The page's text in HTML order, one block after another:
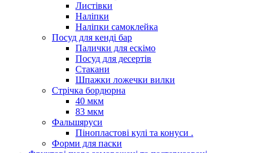
Листівки
Наліпки
Наліпки самоклейка
Посуд для кенді бар
Палички для ескімо
Посуд для десертів
Стакани
Шпажки ложечки вилки
Стрічка бордюрна
40 мкм
83 мкм
Фальшяруси
Пінопластові кулі та конуси .
Форми для паски